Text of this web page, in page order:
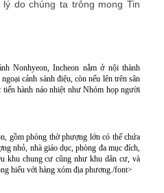
do chúng ta trông mong Tin
Nonhyeon, Incheon nằm ở nội thành
cảnh sành điệu, còn nếu lên trên sân
hành náo nhiệt như Nhóm họp người
gồm phòng thờ phượng lớn có thể chứa
nhỏ, nhà giáo dục, phòng đa mục đích,
khu chung cư cũng như khu dân cư, và
hiểu với hàng xóm địa phương./font>